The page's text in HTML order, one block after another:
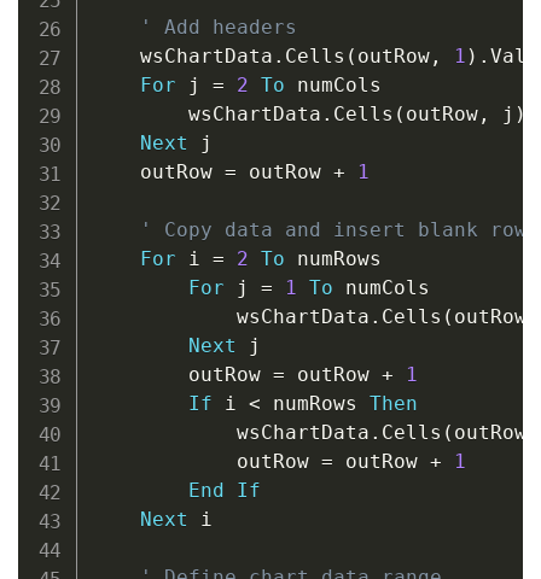
' Add headers
    wsChartData
. Cells ( outRow, 1 ) .
For j = 2 To numCols
        wsChartData
. Cells ( outRow, j )
Next j
    outRow
= outRow + 1
' Copy data and insert blank rows
For i = 2 To numRows
For j = 1 To numCols
            wsChartData
. Cells ( outRow
Next j
        outRow
= outRow +
1
If i < numRows Then
            wsChartData
. Cells ( outRow
            outRow
= outRow +
1
End
If
Next i